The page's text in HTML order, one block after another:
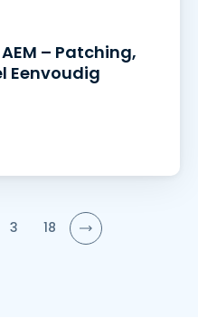
– Patching,
Eenvoudig
3 18